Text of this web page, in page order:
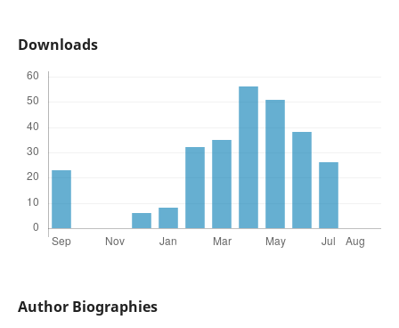
Downloads
Author Biographies